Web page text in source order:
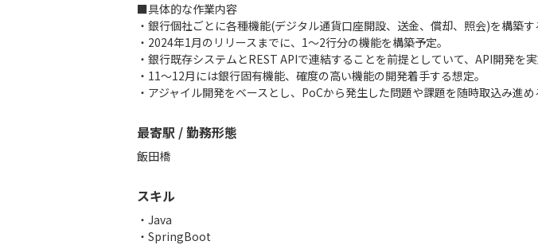
■具体的な作業内容
・銀行個社ごとに各種機能(デジタル通貨口座開設、送金、償却、照会)を構築す
・2024年1月のリリースまでに、1～2行分の機能を構築予定。
・銀行既存システムとREST APIで連結することを前提としていて、API開発を実
・11～12月には銀行固有機能、確度の高い機能の開発着手する想定。
・アジャイル開発をベースとし、PoCから発生した問題や課題を随時取込み進め
最寄駅 / 勤務形態
飯田橋
スキル
Java
SpringBoot